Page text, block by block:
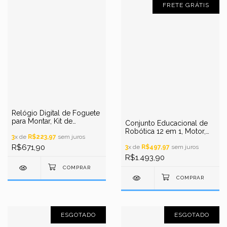
Relógio Digital de Foguete
para Montar, Kit de
Livro e APP, DIY, +300pcs,
+6 anos.
3x de R$223,97 sem juros
R$671,90
FRETE GRÁTIS
Conjunto Educacional de
Robótica 12 em 1, Motor,
APP, 6+
3x de R$497,97 sem juros
R$1.493,90
ESGOTADO ESGOTADO